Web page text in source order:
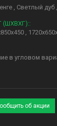
, Светлый дуб
,
в угловом
об акции